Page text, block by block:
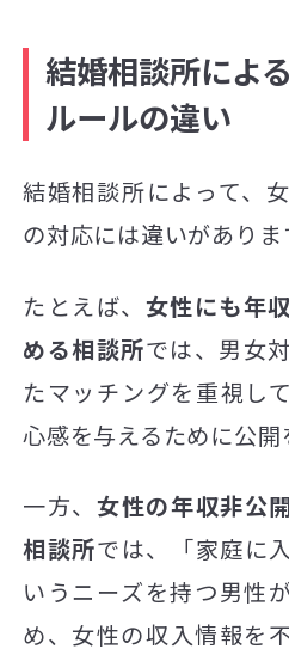
結婚相談所によ
ルールの違い
結婚相談所によって、
の対応には違いがありま
たとえば、 女性にも年
める相談所では、男女
たマッチングを重視し
心感を与えるために公開
一方、女性の年収非公
相談所では、「家庭に
いうニーズを持つ男性
め、女性の収入情報を